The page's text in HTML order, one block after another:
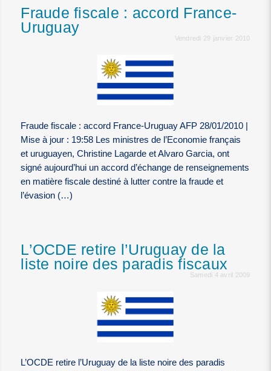
Fraude fiscale : accord France-
Uruguay
Vendredi 29 janvier 2010
Fraude fiscale : accord France-Uruguay AFP 28/01/2010 |
Mise à jour : 19:58 Les ministres de l’Economie français
et uruguayen, Christine Lagarde et Alvaro Garcia, ont
signé aujourd’hui un accord d’échange de renseignements
en matière fiscale destiné à lutter contre la fraude et
l’évasion (…)
L’OCDE retire l’Uruguay de la
liste noire des paradis fiscaux
Samedi 4 avril 2009
L’OCDE retire l’Uruguay de la liste noire des paradis